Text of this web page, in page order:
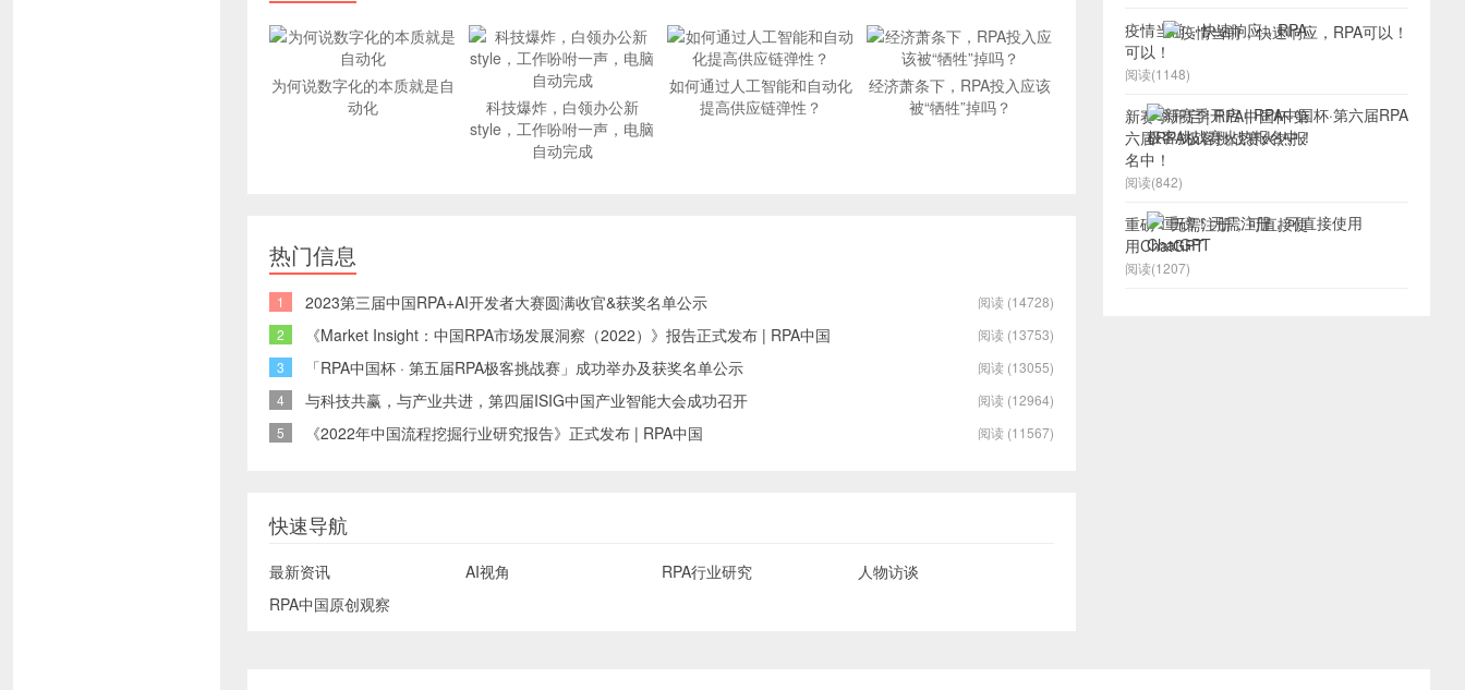
为何说数字化的本质就是自
动化
科技爆炸，白领办公新
style，工作吩咐一声，电脑
自动完成
如何通过人工智能和自动化
提高供应链弹性？
经济萧条下，RPA投入应该
被“牺牲”掉吗？
热门信息
阅读 (14728)
1 2023第三届中国RPA+AI开发者大赛圆满收官&获奖名单公示
阅读 (13753)
2 《Market Insight：中国RPA市场发展洞察（2022）》报告正式发布 | RPA中国
阅读 (13055)
3 「RPA中国杯 · 第五届RPA极客挑战赛」成功举办及获奖名单公示
阅读 (12964)
4 与科技共赢，与产业共进，第四届ISIG中国产业智能大会成功召开
阅读 (11567)
5 《2022年中国流程挖掘行业研究报告》正式发布 | RPA中国
快速导航
最新资讯 AI视角 RPA行业研究
人物访谈
RPA中国原创观察
疫情当前，快速响应，RPA
可以！
阅读(1148)
新赛季开启 | RPA中国杯·第
六届RPA极客挑战赛火热报
名中！
阅读(842)
重磅！无需注册，可直接使
用ChatGPT
阅读(1207)